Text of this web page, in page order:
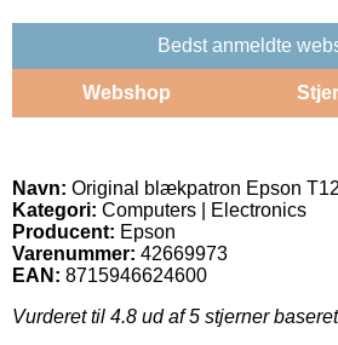
Bedst anmeldte
Webshop
Navn: Original blækpatron Epson
Kategori: Computers | Electronics
Producent: Epson
Varenummer: 42669973
EAN: 8715946624600
Vurderet til 4.8 ud af 5 stjerner